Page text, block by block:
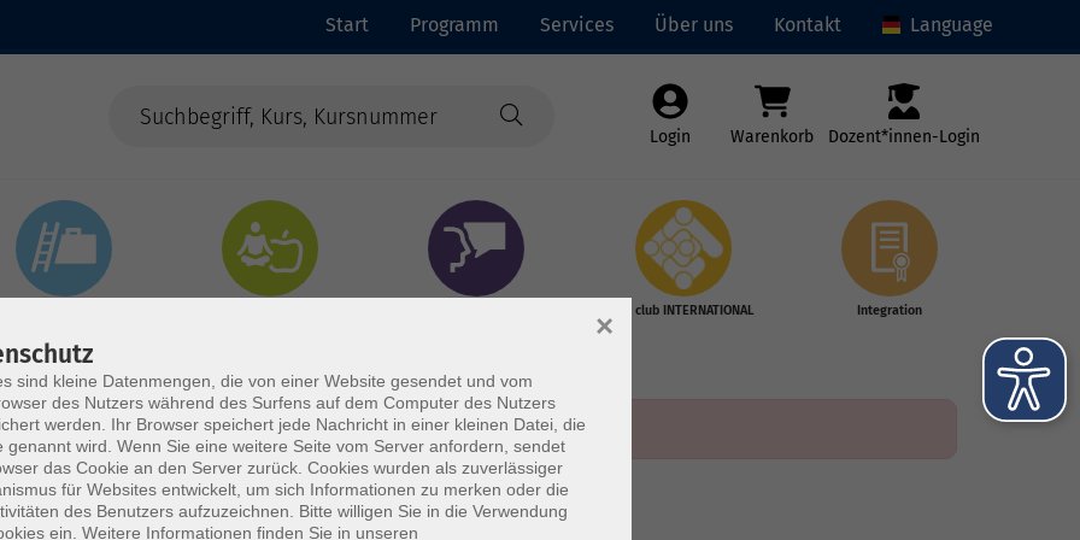
Start Programm Services Über uns Kontakt Language
Login Warenkorb Dozent*innen-Login
vhs club INTERNATIONAL Integration
sind kleine Datenmengen, die von einer Website gesendet und vom
des Nutzers während des Surfens auf dem Computer des Nutzers
werden. Ihr Browser speichert jede Nachricht in einer kleinen Datei, die
genannt wird. Wenn Sie eine weitere Seite vom Server anfordern, sendet
das Cookie an den Server zurück. Cookies wurden als zuverlässiger
für Websites entwickelt, um sich Informationen zu merken oder die
des Benutzers aufzuzeichnen. Bitte willigen Sie in die Verwendung
ein. Weitere Informationen finden Sie in unseren
×